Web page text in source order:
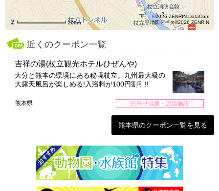
200m
©2026 ZENRIN DataCom
地図データ©2026 ZENRIN
近くのクーポン一覧
吉祥の湯(杖立観光ホテルひぜんや)
大分と熊本の県境にある秘境杖立。九州最大級の
大露天風呂が楽しめる!入浴料が100円割引!!
熊本県 日帰り温泉・温浴施設
熊本県のクーポン一覧を見る